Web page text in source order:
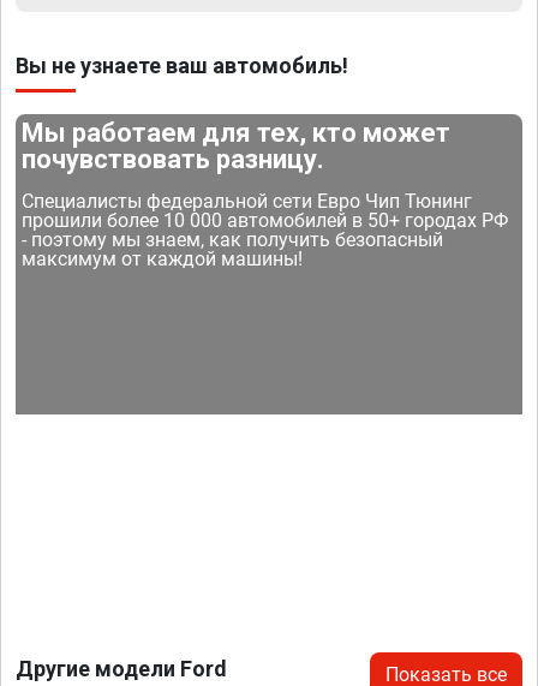
Вы не узнаете ваш автомобиль!
Мы работаем для тех, кто может
почувствовать разницу.
Специалисты федеральной сети Евро Чип Тюнинг
прошили более 10 000 автомобилей в 50+ городах РФ
- поэтому мы знаем, как получить безопасный
максимум от каждой машины!
Другие модели Ford Показать все